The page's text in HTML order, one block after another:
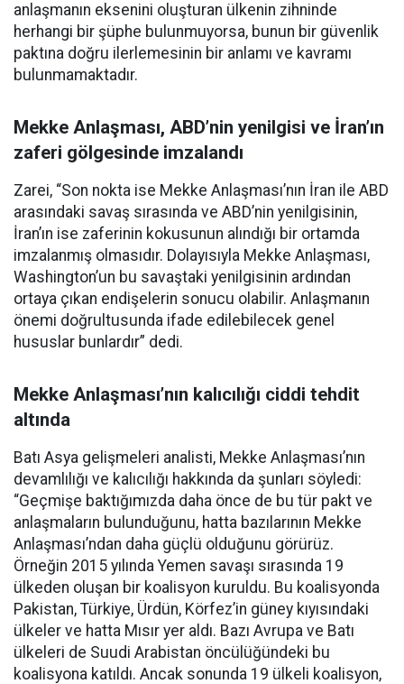
anlaşmanın eksenini oluşturan ülkenin zihninde
herhangi bir şüphe bulunmuyorsa, bunun bir güvenlik
paktına doğru ilerlemesinin bir anlamı ve kavramı
bulunmamaktadır.
Mekke Anlaşması, ABD’nin yenilgisi ve İran’ın
zaferi gölgesinde imzalandı
Zarei, “Son nokta ise Mekke Anlaşması’nın İran ile ABD
arasındaki savaş sırasında ve ABD’nin yenilgisinin,
İran’ın ise zaferinin kokusunun alındığı bir ortamda
imzalanmış olmasıdır. Dolayısıyla Mekke Anlaşması,
Washington’un bu savaştaki yenilgisinin ardından
ortaya çıkan endişelerin sonucu olabilir. Anlaşmanın
önemi doğrultusunda ifade edilebilecek genel
hususlar bunlardır” dedi.
Mekke Anlaşması’nın kalıcılığı ciddi tehdit
altında
Batı Asya gelişmeleri analisti, Mekke Anlaşması’nın
devamlılığı ve kalıcılığı hakkında da şunları söyledi:
“Geçmişe baktığımızda daha önce de bu tür pakt ve
anlaşmaların bulunduğunu, hatta bazılarının Mekke
Anlaşması’ndan daha güçlü olduğunu görürüz.
Örneğin 2015 yılında Yemen savaşı sırasında 19
ülkeden oluşan bir koalisyon kuruldu. Bu koalisyonda
Pakistan, Türkiye, Ürdün, Körfez’in güney kıyısındaki
ülkeler ve hatta Mısır yer aldı. Bazı Avrupa ve Batı
ülkeleri de Suudi Arabistan öncülüğündeki bu
koalisyona katıldı. Ancak sonunda 19 ülkeli koalisyon,